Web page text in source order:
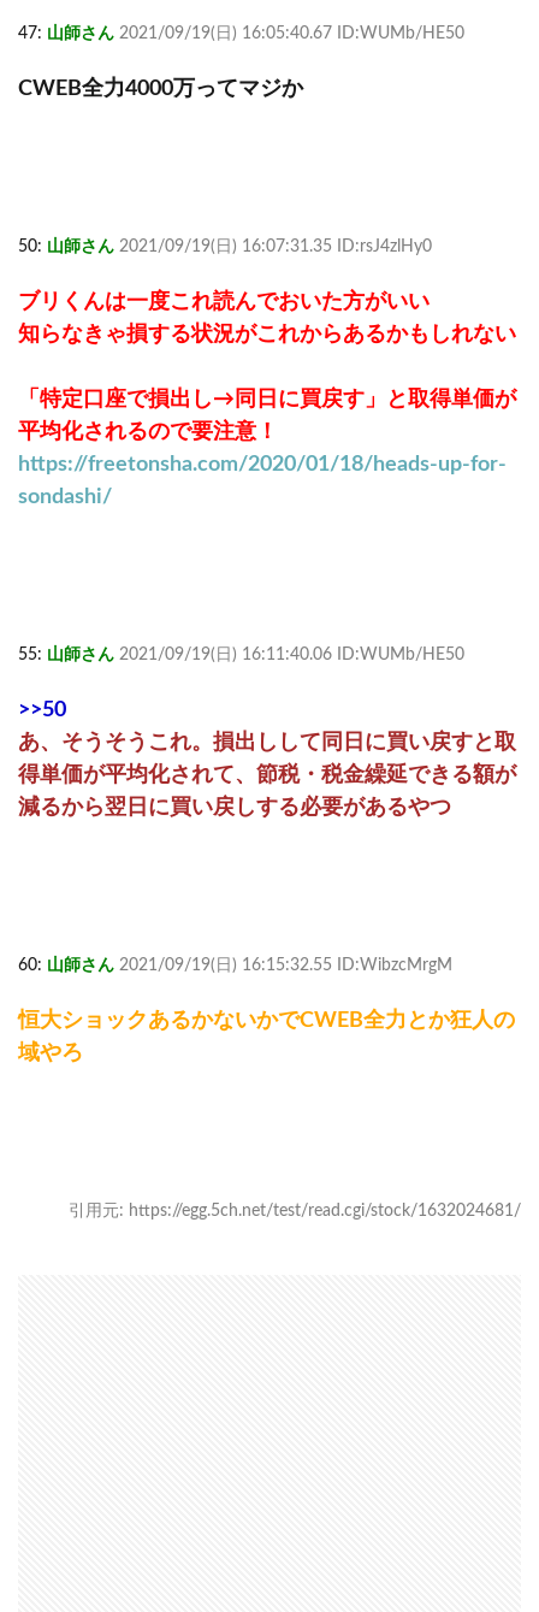
47: 山師さん 2021/09/19(日) 16:05:40.67 ID:WUMb/HE50
CWEB全力4000万ってマジか
50: 山師さん 2021/09/19(日) 16:07:31.35 ID:rsJ4zlHy0
ブリくんは一度これ読んでおいた方がいい
知らなきゃ損する状況がこれからあるかもしれない
「特定口座で損出し→同日に買戻す」と取得単価が
平均化されるので要注意！
https://freetonsha.com/2020/01/18/heads-up-for-
sondashi/
55: 山師さん 2021/09/19(日) 16:11:40.06 ID:WUMb/HE50
>>50
あ、そうそうこれ。損出しして同日に買い戻すと取
得単価が平均化されて、節税・税金繰延できる額が
減るから翌日に買い戻しする必要があるやつ
60: 山師さん 2021/09/19(日) 16:15:32.55 ID:WibzcMrgM
恒大ショックあるかないかでCWEB全力とか狂人の
域やろ
引用元: https://egg.5ch.net/test/read.cgi/stock/1632024681/